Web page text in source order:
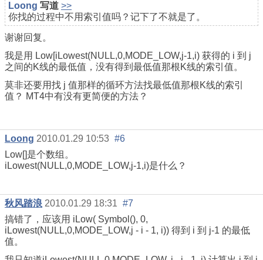
Loong 写道 >>
你找的过程中不用索引值吗？记下了不就是了。
谢谢回复。
我是用 Low[iLowest(NULL,0,MODE_LOW,j-1,i) 获得的 i 到 j
之间的K线的最低值，没有得到最低值那根K线的索引值。
莫非还要用找 j 值那样的循环方法找最低值那根K线的索引
值？ MT4中有没有更简便的方法？
Loong 2010.01.29 10:53 #6
Low[]是个数组。
iLowest(NULL,0,MODE_LOW,j-1,i)是什么？
秋风踏浪 2010.01.29 18:31 #7
搞错了，应该用 iLow( Symbol(), 0,
iLowest(NULL,0,MODE_LOW,j - i - 1, i)) 得到 i 到 j-1 的最低
值。